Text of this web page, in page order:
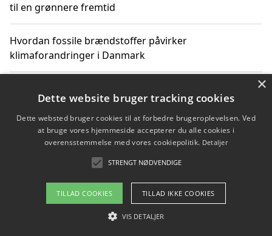
til en grønnere fremtid
Hvordan fossile brændstoffer påvirker
klimaforandringer i Danmark
klimaændringer
Hvordan citater om fossile brændstoffer kan ændre
Copyright 2026 - Pilanto Aps
Om / kontakt
×
Dette website bruger tracking cookies
Dette websted bruger cookies til at forbedre brugeroplevelsen. Ved
at bruge vores hjemmeside accepterer du alle cookies i
overensstemmelse med vores cookiepolitik. Detaljer
STRENGT NØDVENDIGE
TILLAD COOKIES TILLAD IKKE COOKIES
VIS DETALJER